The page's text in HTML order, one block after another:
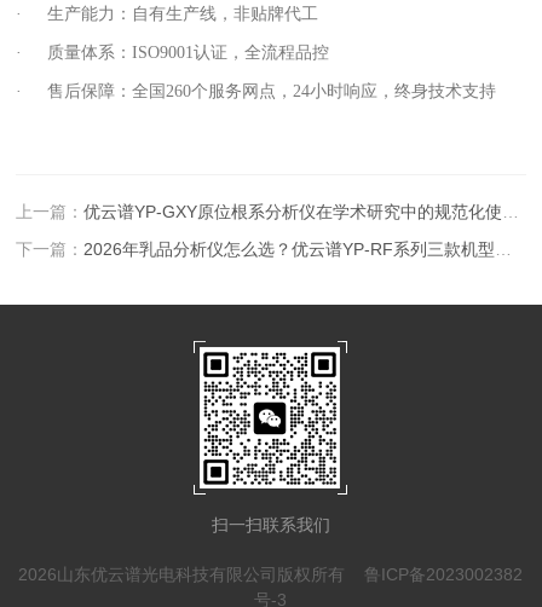
· 生产能力：自有生产线，非贴牌代工
· 质量体系：ISO9001认证，全流程品控
· 售后保障：全国260个服务网点，24小时响应，终身技术支持
上一篇：优云谱YP-GXY原位根系分析仪在学术研究中的规范化使用指南
下一篇： 2026年乳品分析仪怎么选？优云谱YP-RF系列三款机型选购指南
扫一扫联系我们
2026山东优云谱光电科技有限公司版权所有 鲁ICP备2023002382
号-3